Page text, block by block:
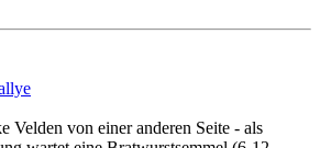
Velden von einer anderen Seite - als